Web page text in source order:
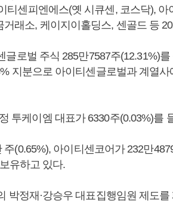
티센피엔에스(옛 시큐센, 코스닥), 아
래소, 케이지이홀딩스, 센골드 등
로벌 주식 285만7587주(12.31%)를
지분으로 아이티센글로벌과 계열사
투케이엠 대표가 6330주(0.03%)를
(0.65%), 아이티센코어가 232만
유하고 있다.
박정재·강승우 대표집행임원 제도